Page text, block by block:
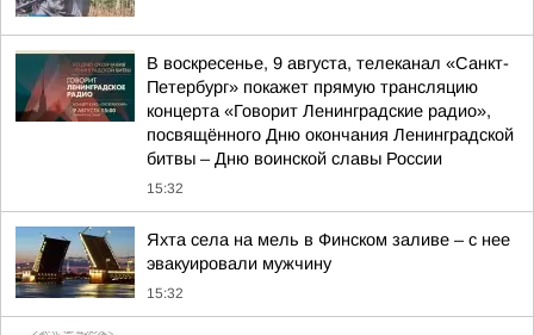
В воскресенье, 9 августа, телеканал «Санкт-
Петербург» покажет прямую трансляцию
концерта «Говорит Ленинградские радио»,
посвящённого Дню окончания Ленинградской
битвы – Дню воинской славы России
15:32
Яхта села на мель в Финском заливе – с нее
эвакуировали мужчину
15:32